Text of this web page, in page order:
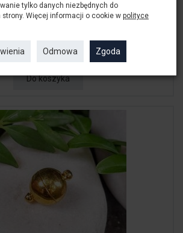
6,00 zł
Do koszyka
tylko danych niezbędnych do
Więcej informacji o cookie w polityce
Odmowa Zgoda